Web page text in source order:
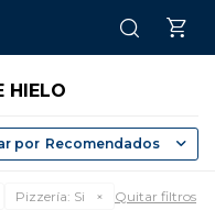
HIELO
Recomendados
Pizzería: Si Quitar filtros